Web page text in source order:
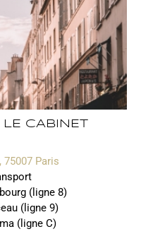
LE CABINET
75007 Paris
(ligne 8)
(ligne 9)
(ligne C)